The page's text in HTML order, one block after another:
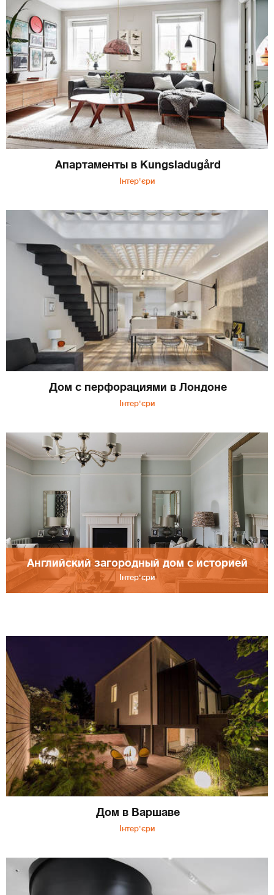
Апартаменты в Kungsladugård
Інтер'єри
Дом с перфорациями в Лондоне
Інтер'єри
Английский загородный дом с историей
Інтер'єри
Дом в Варшаве
Інтер'єри